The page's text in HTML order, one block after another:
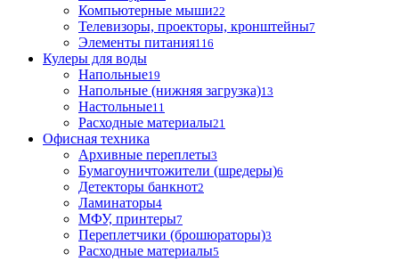
Компьютерные мыши22
Телевизоры, проекторы, кронштейны7
Элементы питания116
Кулеры для воды
Напольные19
Напольные (нижняя загрузка)13
Настольные11
Расходные материалы21
Офисная техника
Архивные переплеты3
Бумагоуничтожители (шредеры)6
Детекторы банкнот2
Ламинаторы4
МФУ, принтеры7
Переплетчики (брошюраторы)3
Расходные материалы5